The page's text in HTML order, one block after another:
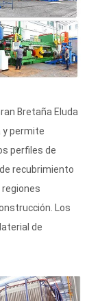
Bretaña Eluda
y permite
perfiles de
recubrimiento
regiones
Los
de